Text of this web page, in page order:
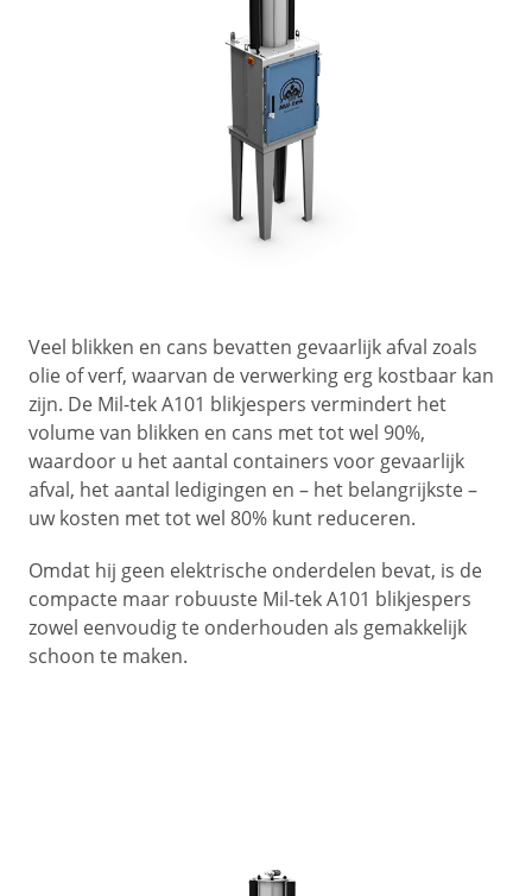
Veel blikken en cans bevatten gevaarlijk afval zoals
olie of verf, waarvan de verwerking erg kostbaar kan
zijn. De Mil-tek A101 blikjespers vermindert het
volume van blikken en cans met tot wel 90%,
waardoor u het aantal containers voor gevaarlijk
afval, het aantal ledigingen en – het belangrijkste –
uw kosten met tot wel 80% kunt reduceren.
Omdat hij geen elektrische onderdelen bevat, is de
compacte maar robuuste Mil-tek A101 blikjespers
zowel eenvoudig te onderhouden als gemakkelijk
schoon te maken.